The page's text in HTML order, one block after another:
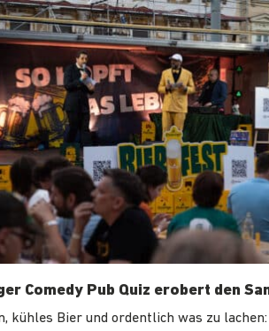
Comedy Pub Quiz erobert den
kühles Bier und ordentlich was zu lachen: